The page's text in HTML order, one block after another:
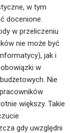
w tym
docenione.
w przeliczeniu
nie może być
jak i
w
Nie
większy. Takie
gdy uwzględni